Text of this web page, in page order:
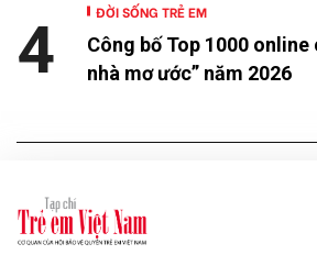
ĐỜI SỐNG TRẺ EM
Công bố Top 1000
nhà mơ ước” năm 2026
4